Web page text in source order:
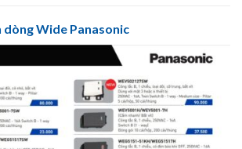
dòng Wide Panasonic